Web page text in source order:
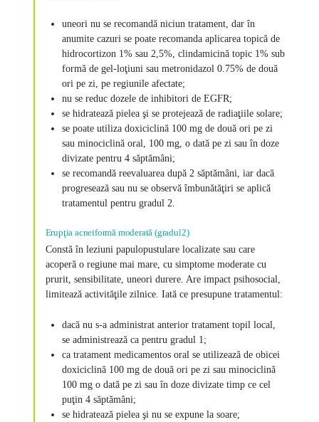
uneori nu se recomandă niciun tratament, dar în
anumite cazuri se poate recomanda aplicarea topică de
hidrocortizon 1% sau 2,5%, clindamicină topic 1% sub
formă de gel-loţiuni sau metronidazol 0.75% de două
ori pe zi, pe regiunile afectate;
nu se reduc dozele de inhibitori de EGFR;
se hidratează pielea şi se protejează de radiaţiile solare;
se poate utiliza doxiciclină 100 mg de două ori pe zi
sau minociclină oral, 100 mg, o dată pe zi sau în doze
divizate pentru 4 săptămâni;
se recomandă reevaluarea după 2 săptămâni, iar dacă
progresează sau nu se observă îmbunătăţiri se aplică
tratamentul pentru gradul 2.
Erupţia acneiformă moderată (gradul2)
Constă în leziuni papulopustulare localizate sau care
acoperă o regiune mai mare, cu simptome moderate cu
prurit, sensibilitate, uneori durere. Are impact psihosocial,
limitează activităţile zilnice. Iată ce presupune tratamentul:
dacă nu s-a administrat anterior tratament topil local,
se administrează ca pentru gradul 1;
ca tratament medicamentos oral se utilizează de obicei
doxiciclină 100 mg de două ori pe zi sau minociclină
100 mg o dată pe zi sau în doze divizate timp ce cel
puţin 4 săptămâni;
se hidratează pielea şi nu se expune la soare;